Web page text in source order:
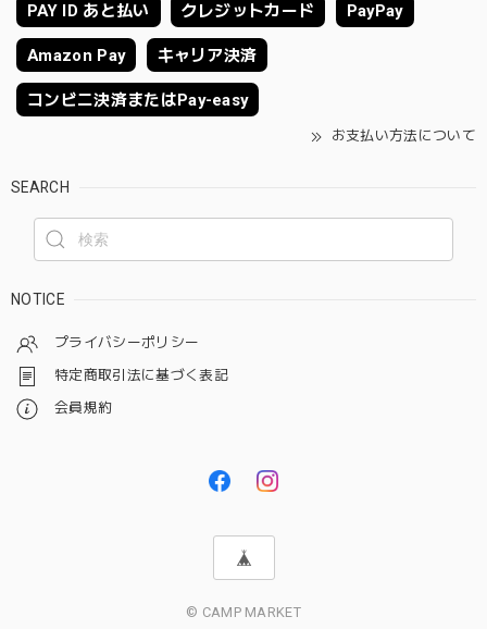
PAY ID あと払い クレジットカード PayPay
Amazon Pay キャリア決済
コンビニ決済またはPay-easy
お支払い方法について
SEARCH
NOTICE
プライバシーポリシー
特定商取引法に基づく表記
会員規約
© CAMP MARKET